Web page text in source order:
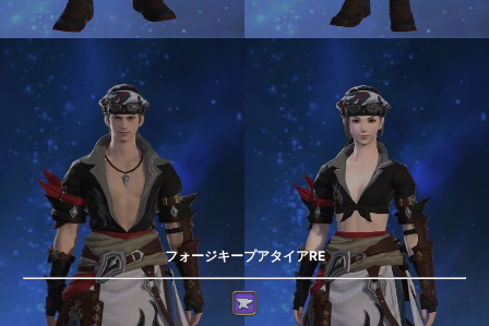
フォージキープアタイアRE